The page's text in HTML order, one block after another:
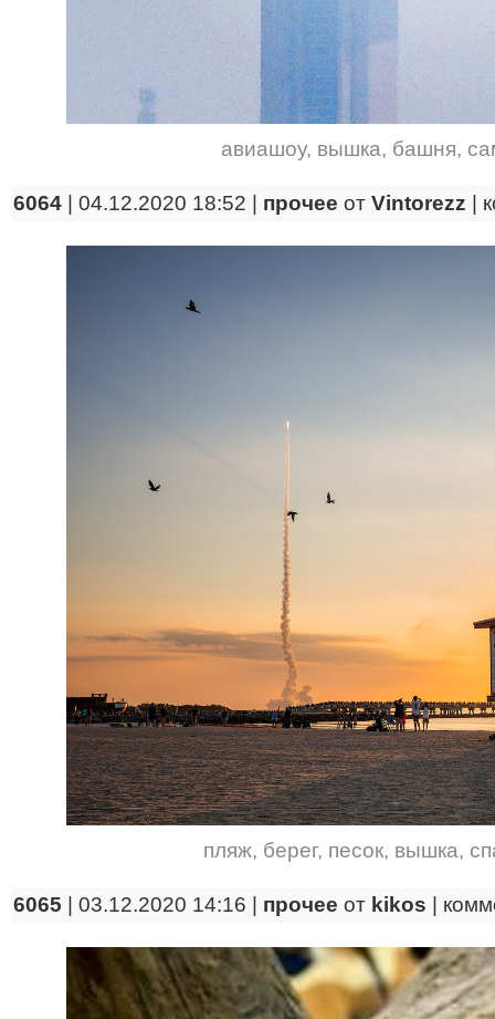
авиашоу, вышка, башня,
6064 | 04.12.2020 18:52 | прочее от Vintorezz
пляж, берег, песок, вышка,
6065 | 03.12.2020 14:16 | прочее от kikos